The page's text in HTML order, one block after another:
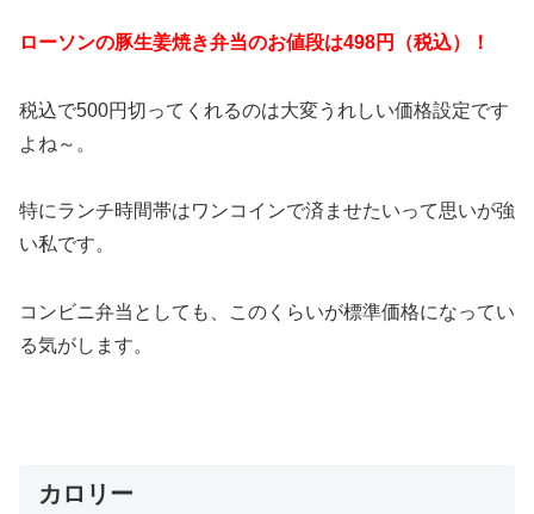
ローソンの豚生姜焼き弁当のお値段は498円（税込）！
税込で500円切ってくれるのは大変うれしい価格設定です
よね～。
特にランチ時間帯はワンコインで済ませたいって思いが強
い私です。
コンビニ弁当としても、このくらいが標準価格になってい
る気がします。
カロリー